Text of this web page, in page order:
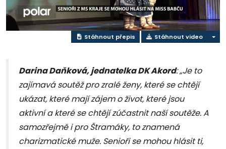
video
Stáhnout přepis Stáhnout video
Darina Daňková, jednatelka DK Akord: „Je to
zajímavá soutěž pro zralé ženy, které se chtějí
ukázat, které mají zájem o život, které jsou
aktivní a které se chtějí zúčastnit naší soutěže. A
samozřejmě i pro Štramáky, to znamená
charizmatické muže. Senioři se mohou hlásit ti,